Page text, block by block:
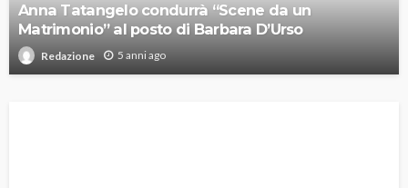
Anna Tatangelo condurrà “Scene da un
Matrimonio” al posto di Barbara D’Urso
Redazione 5 anni ago